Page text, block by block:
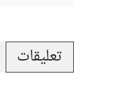
تعليقات